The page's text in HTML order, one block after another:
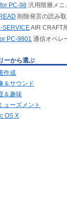
PC-98 汎用階層メニ
削除発言の読み
SERVICEAIR CRAFT
PC-9801 通信オペレ
ーから選ぶ
作成
＆サウンド
＆趣味
ューズメント
OS X